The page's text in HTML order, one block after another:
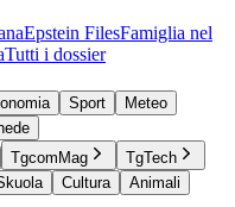
Epstein FilesFamiglia nel
Tutti i dossier
Sport
Meteo
TgcomMag
TgTech
Cultura
Animali